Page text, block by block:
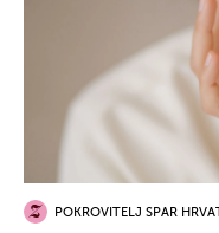
POKROVITELJ SPAR